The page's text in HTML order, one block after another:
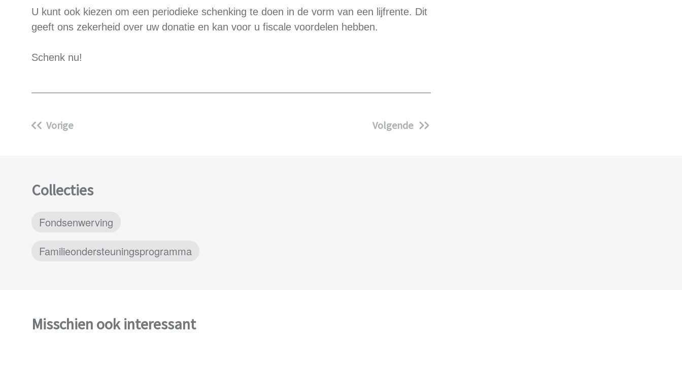
U kunt ook kiezen om een periodieke schenking te doen in de vorm van een lijfrente. Dit
geeft ons zekerheid over uw donatie en kan voor u fiscale voordelen hebben.
Schenk nu!
Vorige Volgende
Collecties
Fondsenwerving
Familieondersteuningsprogramma
Misschien ook interessant